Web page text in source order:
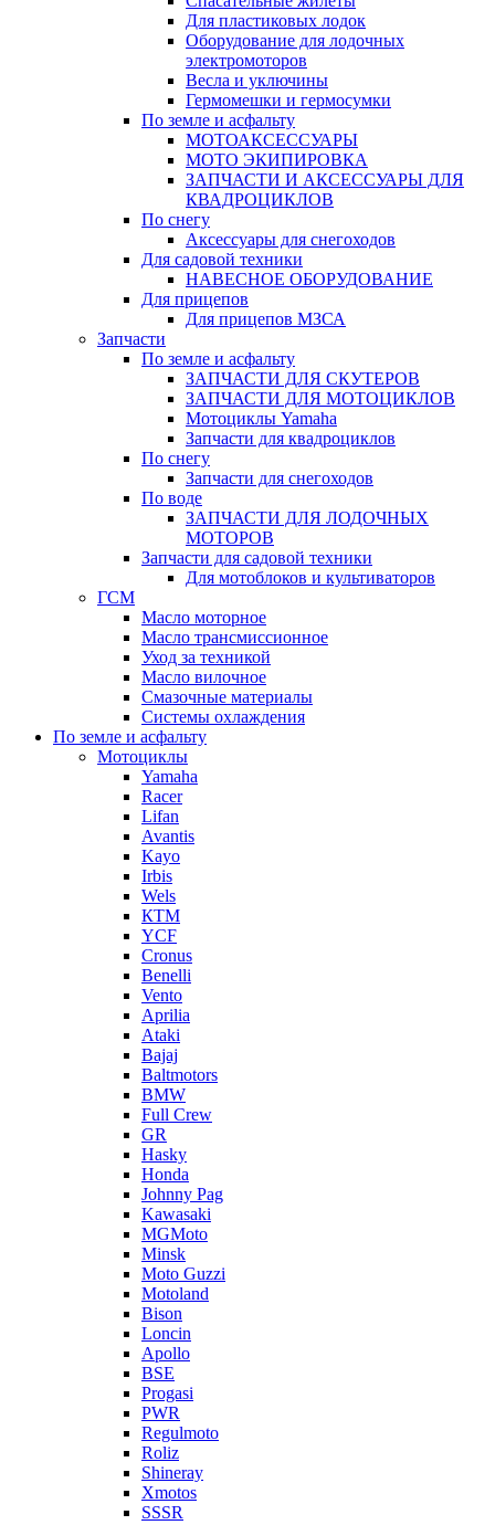
Для пластиковых лодок
Оборудование для лодочных
электромоторов
Весла и уключины
Гермомешки и гермосумки
По земле и асфальту
МОТОАКСЕССУАРЫ
МОТО ЭКИПИРОВКА
ЗАПЧАСТИ И АКСЕССУАРЫ ДЛЯ
КВАДРОЦИКЛОВ
По снегу
Аксессуары для снегоходов
Для садовой техники
НАВЕСНОЕ ОБОРУДОВАНИЕ
Для прицепов
Для прицепов МЗСА
Запчасти
По земле и асфальту
ЗАПЧАСТИ ДЛЯ СКУТЕРОВ
ЗАПЧАСТИ ДЛЯ МОТОЦИКЛОВ
Мотоциклы Yamaha
Запчасти для квадроциклов
По снегу
Запчасти для снегоходов
По воде
ЗАПЧАСТИ ДЛЯ ЛОДОЧНЫХ
МОТОРОВ
Запчасти для садовой техники
Для мотоблоков и культиваторов
ГСМ
Масло моторное
Масло трансмиссионное
Уход за техникой
Масло вилочное
Смазочные материалы
Системы охлаждения
По земле и асфальту
Мотоциклы
Yamaha
Racer
Lifan
Avantis
Kayo
Irbis
Wels
КТМ
YCF
Cronus
Benelli
Vento
Aprilia
Ataki
Bajaj
Baltmotors
BMW
Full Crew
GR
Hasky
Honda
Johnny Pag
Kawasaki
MGMoto
Minsk
Moto Guzzi
Motoland
Bison
Loncin
Apollo
BSE
Progasi
PWR
Regulmoto
Roliz
Shineray
Xmotos
SSSR